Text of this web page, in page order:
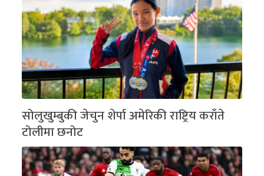
सोलुखुम्बुकी जेचुन शेर्पा अमेरिकी राष्ट्रिय कराँते
टोलीमा छनोट